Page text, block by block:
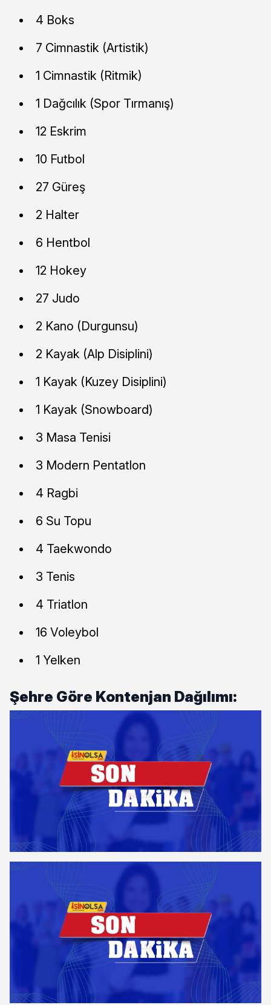
4 Boks
7 Cimnastik (Artistik)
1 Cimnastik (Ritmik)
1 Dağcılık (Spor Tırmanış)
12 Eskrim
10 Futbol
27 Güreş
2 Halter
6 Hentbol
12 Hokey
27 Judo
2 Kano (Durgunsu)
2 Kayak (Alp Disiplini)
1 Kayak (Kuzey Disiplini)
1 Kayak (Snowboard)
3 Masa Tenisi
3 Modern Pentatlon
4 Ragbi
6 Su Topu
4 Taekwondo
3 Tenis
4 Triatlon
16 Voleybol
1 Yelken
Şehre Göre Kontenjan Dağılımı: